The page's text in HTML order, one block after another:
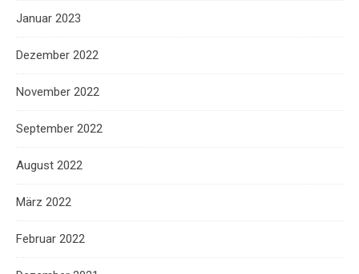
Januar 2023
Dezember 2022
November 2022
September 2022
August 2022
März 2022
Februar 2022